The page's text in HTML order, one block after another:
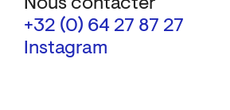
+32 (0) 64 27 87 27
Instagram